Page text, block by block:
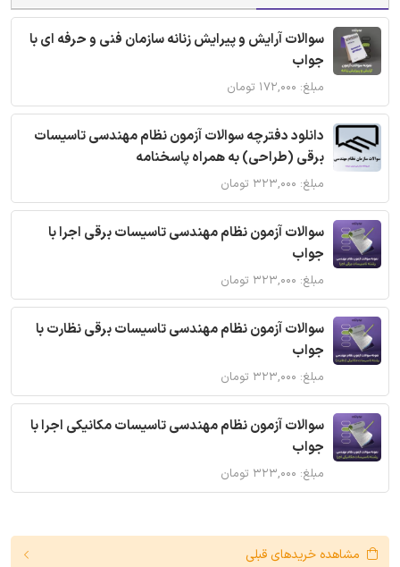
سوالات آرایش و پیرایش زنانه سازمان فنی و حرفه ای با
جواب
مبلغ: ۱۷۲,۰۰۰ تومان
دانلود دفترچه سوالات آزمون نظام مهندسی تاسیسات
برقی (طراحی) به همراه پاسخنامه
مبلغ: ۳۲۳,۰۰۰ تومان
سوالات آزمون نظام مهندسی تاسیسات برقی اجرا با
جواب
مبلغ: ۳۲۳,۰۰۰ تومان
سوالات آزمون نظام مهندسی تاسیسات برقی نظارت با
جواب
مبلغ: ۳۲۳,۰۰۰ تومان
سوالات آزمون نظام مهندسی تاسیسات مکانیکی اجرا با
جواب
مبلغ: ۳۲۳,۰۰۰ تومان
مشاهده خریدهای قبلی